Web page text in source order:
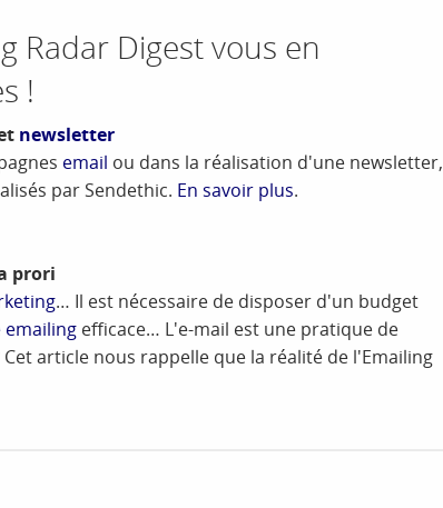
Radar Digest vous en
!
newsletter
email ou dans la réalisation d'une newsletter,
par Sendethic. En savoir plus.
prori
… Il est nécessaire de disposer d'un budget
emailing efficace… L'e-mail est une pratique de
article nous rappelle que la réalité de l'Emailing